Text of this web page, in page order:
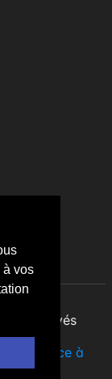
à vos
réservés
Freelance à